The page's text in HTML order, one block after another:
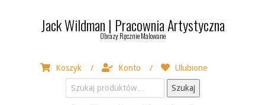
Jack Wildman | Pracownia Artystyczna
Obrazy Ręcznie Malowane
Koszyk Konto
Ulubione
Szukaj:
Szukaj